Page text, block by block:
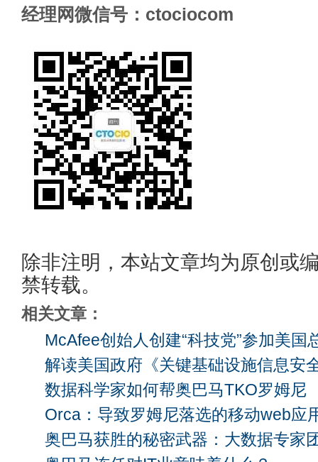
经理网微信号：ctociocom
除非注明，本站文章均为原创或
禁转载。
相关文章：
McAfee创始人创建“科技党”参加美国
解读美国政府《关键基础设施信息安
数据科学家如何帮奥巴马TKO罗姆尼
Orca：导致罗姆尼落选的移动web应
奥巴马获胜的秘密武器：大数据专家